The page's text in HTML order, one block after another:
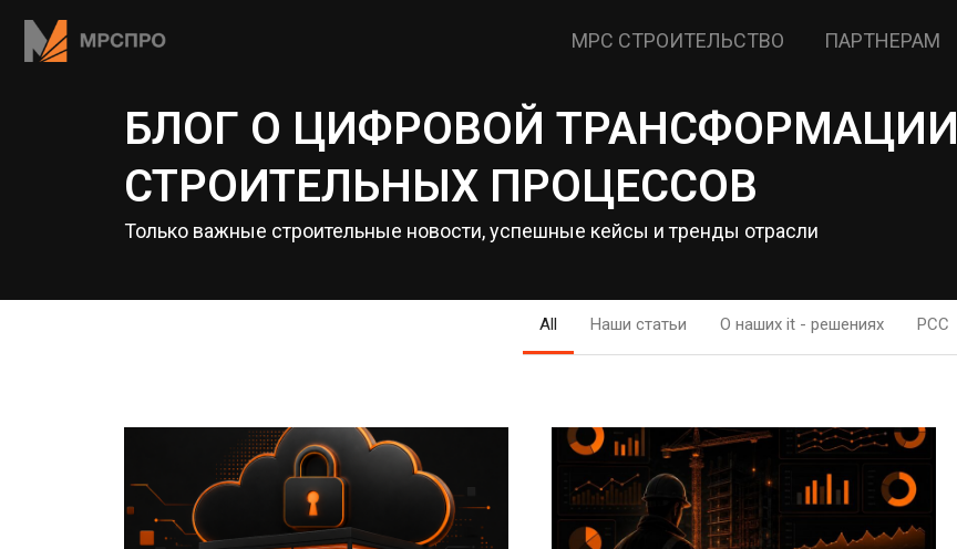
МРС СТРОИТЕЛЬСТВО ПАРТНЕРАМ
БЛОГ О ЦИФРОВОЙ ТРАНСФОРМАЦИИ
СТРОИТЕЛЬНЫХ ПРОЦЕССОВ
Только важные строительные новости, успешные кейсы и тренды отрасли
All Наши статьи О наших it - решениях РСС